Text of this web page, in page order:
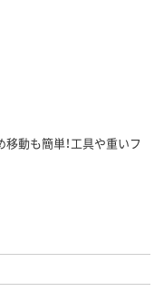
動も簡単！工具や重いフ